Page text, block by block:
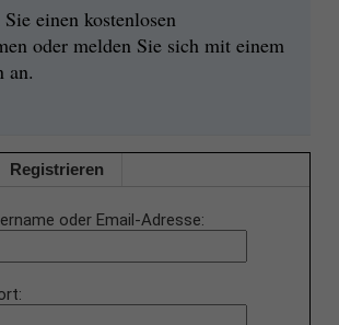
einen kostenlosen
oder melden Sie sich mit einem
an.
Registrieren
oder Email-Adresse